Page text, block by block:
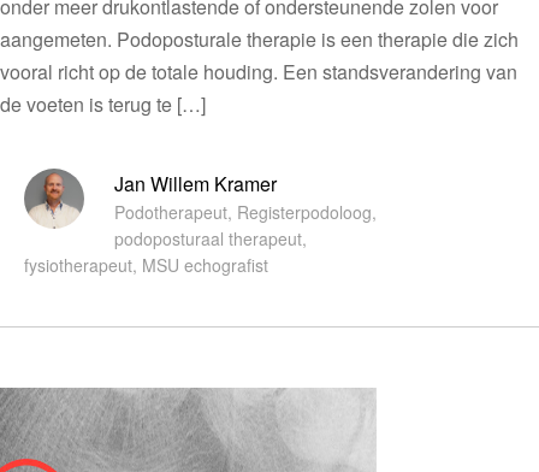
onder meer drukontlastende of ondersteunende zolen voor
aangemeten. Podoposturale therapie is een therapie die zich
vooral richt op de totale houding. Een standsverandering van
de voeten is terug te […]
Jan Willem Kramer
Podotherapeut, Registerpodoloog,
podoposturaal therapeut,
fysiotherapeut, MSU echografist